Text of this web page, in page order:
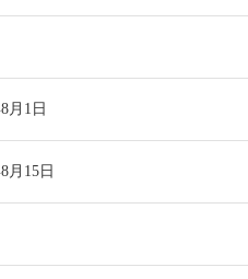
月1日
月15日